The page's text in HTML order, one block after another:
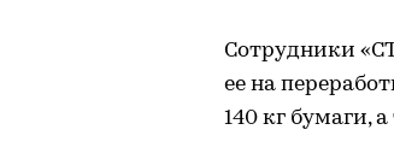
Сотрудники
ее на
140 кг бумаги,